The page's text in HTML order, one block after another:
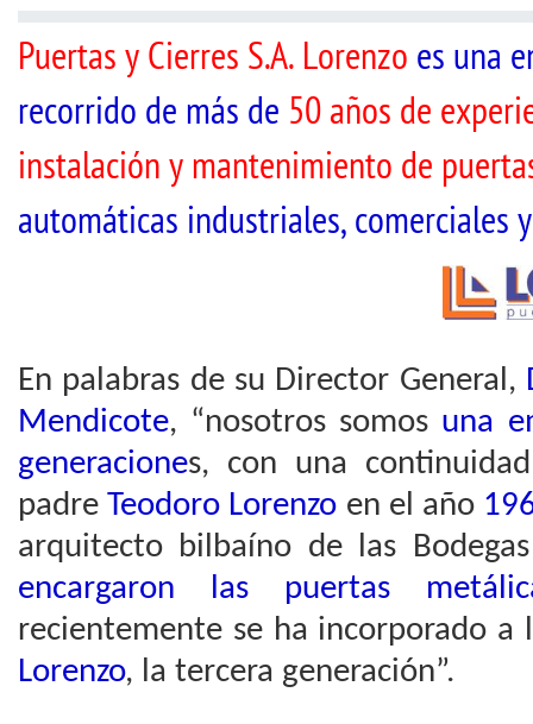
Puertas y Cierres S.A. Lorenzo es una
recorrido de más de 50 años de
instalación y mantenimiento de
automáticas industriales, comerciales
En palabras de su Director General,
Mendicote, “nosotros somos una
generaciones, con una
padreTeodoro Lorenzo en el año
arquitecto bilbaíno de las
encargaron las puertas
recientemente se ha incorporado a
Lorenzo, la tercera generación”.